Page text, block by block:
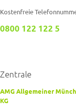
Kostenfreie
0800 122 122 5
Zentrale
AMG Allgemeiner
KG